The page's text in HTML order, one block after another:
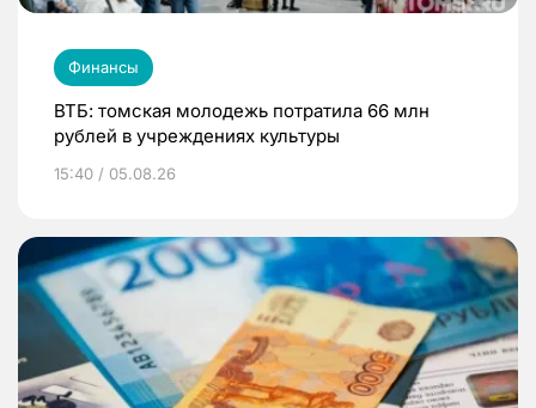
Финансы
ВТБ: томская молодежь потратила 66 млн
рублей в учреждениях культуры
15:40 / 05.08.26